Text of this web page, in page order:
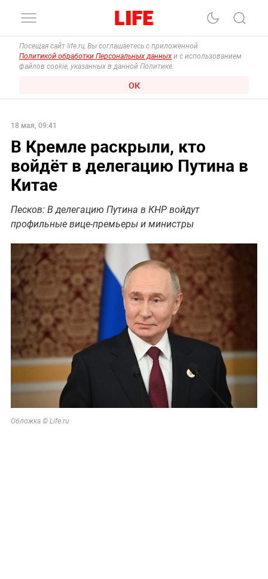
Посещая сайт life.ru, Вы соглашаетесь с приложенной
Политикой обработки Персональных данных и с использованием
файлов cookie, указанных в данной Политике.
ОК
18 мая, 09:41
В Кремле раскрыли, кто
войдёт в делегацию Путина в
Китае
Песков: В делегацию Путина в КНР войдут
профильные вице-премьеры и министры
Обложка © Life.ru